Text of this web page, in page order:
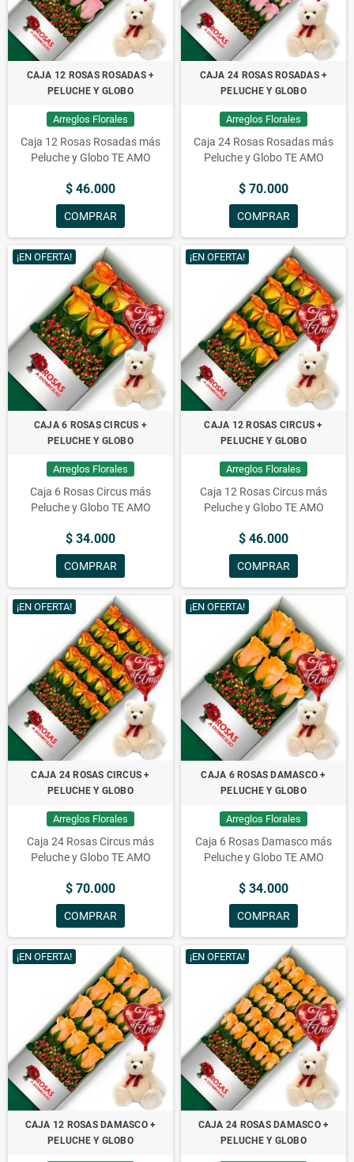
CAJA 12 ROSAS ROSADAS +
PELUCHE Y GLOBO
Arreglos Florales
Caja 12 Rosas Rosadas más
Peluche y Globo TE AMO
$ 46.000
COMPRAR
CAJA 24 ROSAS ROSADAS +
PELUCHE Y GLOBO
Arreglos Florales
Caja 24 Rosas Rosadas más
Peluche y Globo TE AMO
$ 70.000
COMPRAR
¡EN OFERTA!
CAJA 6 ROSAS CIRCUS +
PELUCHE Y GLOBO
Arreglos Florales
Caja 6 Rosas Circus más
Peluche y Globo TE AMO
$ 34.000
COMPRAR
¡EN OFERTA!
CAJA 12 ROSAS CIRCUS +
PELUCHE Y GLOBO
Arreglos Florales
Caja 12 Rosas Circus más
Peluche y Globo TE AMO
$ 46.000
COMPRAR
¡EN OFERTA!
CAJA 24 ROSAS CIRCUS +
PELUCHE Y GLOBO
Arreglos Florales
Caja 24 Rosas Circus más
Peluche y Globo TE AMO
$ 70.000
COMPRAR
¡EN OFERTA!
CAJA 6 ROSAS DAMASCO +
PELUCHE Y GLOBO
Arreglos Florales
Caja 6 Rosas Damasco más
Peluche y Globo TE AMO
$ 34.000
COMPRAR
¡EN OFERTA!
CAJA 12 ROSAS DAMASCO +
PELUCHE Y GLOBO
¡EN OFERTA!
CAJA 24 ROSAS DAMASCO +
PELUCHE Y GLOBO